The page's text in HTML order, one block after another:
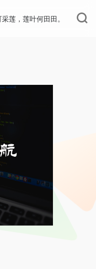
莲，莲叶何田田。